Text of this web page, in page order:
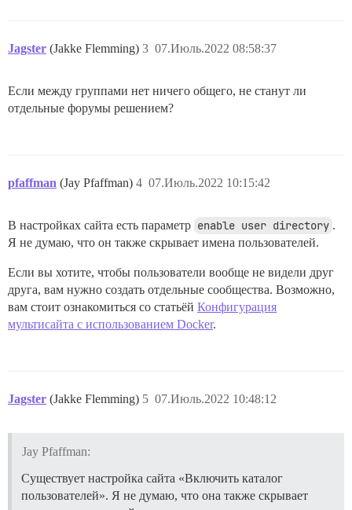
Jagster (Jakke Flemming) 07.Июль.2022 08:58:37
3
Если между группами нет ничего общего, не станут ли
отдельные форумы решением?
pfaffman (Jay Pfaffman) 07.Июль.2022 10:15:42
4
В настройках сайта есть параметр enable user directory .
Я не думаю, что он также скрывает имена пользователей.
Если вы хотите, чтобы пользователи вообще не видели друг
друга, вам нужно создать отдельные сообщества. Возможно,
вам стоит ознакомиться со статьёй Конфигурация
мультисайта с использованием Docker.
Jagster (Jakke Flemming) 07.Июль.2022 10:48:12
5
Jay Pfaffman:
Существует настройка сайта «Включить каталог
пользователей». Я не думаю, что она также скрывает